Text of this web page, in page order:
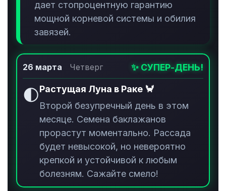
дает стопроцентную гарантию
мощной корневой системы и обилия
завязей.
26 марта Четверг ✨ СУПЕР-ДЕНЬ!
🌓Растущая Луна в Раке 🦀
Второй безупречный день в этом
месяце. Семена баклажанов
прорастут моментально. Рассада
будет невысокой, но невероятно
крепкой и устойчивой к любым
болезням. Сажайте смело!